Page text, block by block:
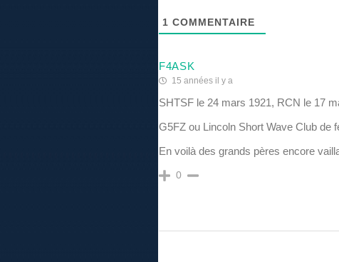
1 COMMENTAIRE
F4ASK
15 années il y a
SHTSF le 24 mars 1921, RCN le 17
G5FZ ou Lincoln Short Wave Club de
En voilà des grands pères encore
0